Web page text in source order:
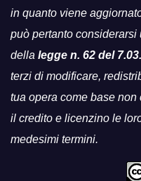
in quanto viene
può pertanto
della legge n. 62 del
terzi di modificare,
tua opera come base
il credito e licenzino le
medesimi termini.